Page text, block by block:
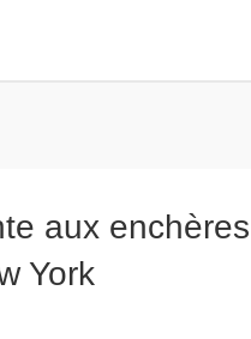
aux enchères
York